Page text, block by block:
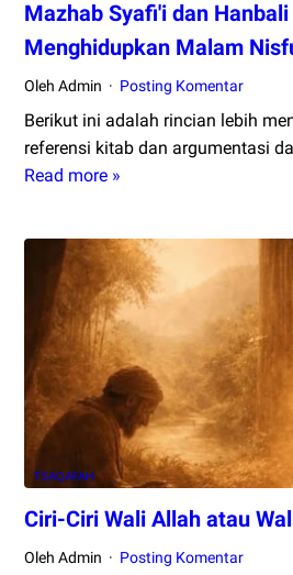
Mazhab Syafi'i dan
Menghidupkan Malam
Oleh Admin Posting Komentar
Berikut ini adalah rincian lebih
referensi kitab dan argumentasi
Read more »
Argumentasi
Ulama
Mazhab
Syafi'i
dan
Hanbali
Terrkait
Praktik
Menghidupkan
Malam
Syakban
TSAQAFAH
Ciri-Ciri Wali Allah atau
Oleh Admin Posting Komentar